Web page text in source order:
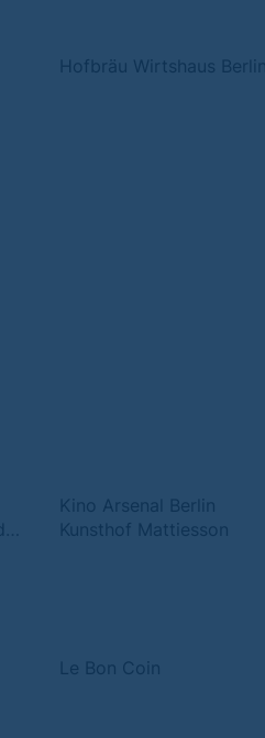
Hofbräu Wirtshaus Berlin
Kino Arsenal Berlin
Kunsthof Mattiesson
Le Bon Coin